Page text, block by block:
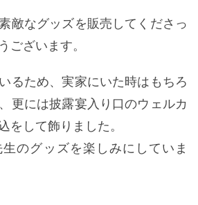
敵なグッズを販売してくださっ
ございます。
るため、実家にいた時はもちろ
更には披露宴入り口のウェルカ
をして飾りました。
のグッズを楽しみにしていま